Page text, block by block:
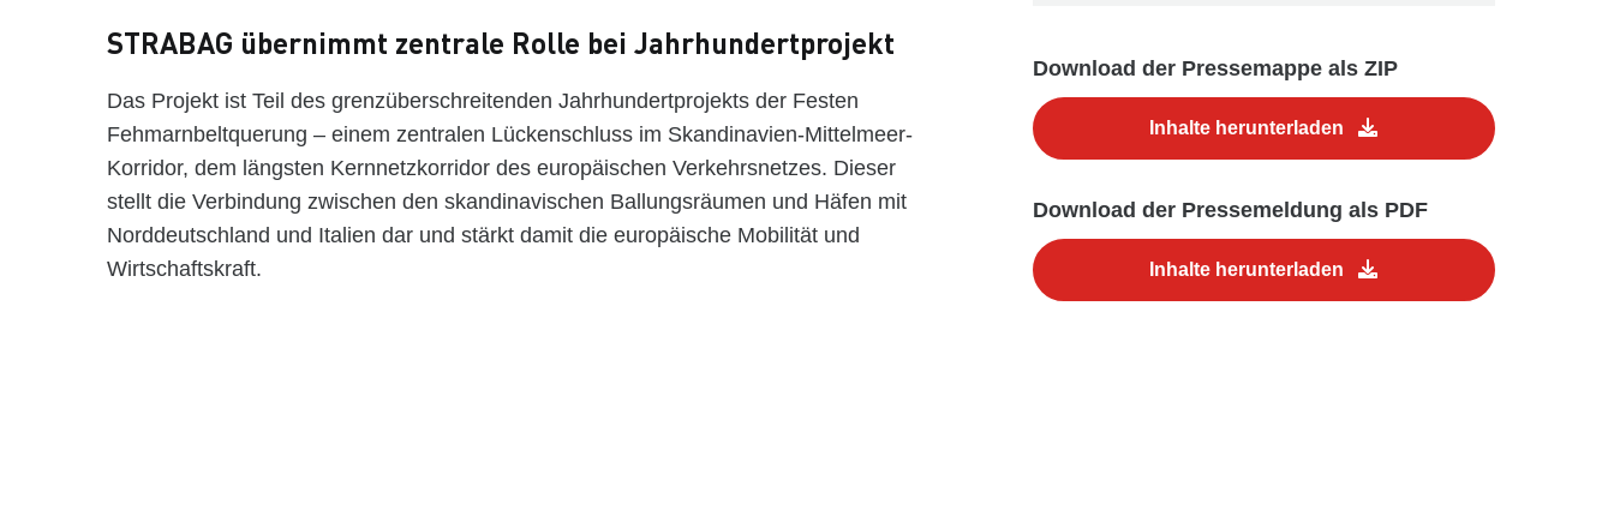
STRABAG übernimmt zentrale Rolle bei Jahrhundertprojekt
Das Projekt ist Teil des grenzüberschreitenden Jahrhundertprojekts der Festen
Fehmarnbeltquerung – einem zentralen Lückenschluss im Skandinavien-Mittelmeer-
Korridor, dem längsten Kernnetzkorridor des europäischen Verkehrsnetzes. Dieser
stellt die Verbindung zwischen den skandinavischen Ballungsräumen und Häfen mit
Norddeutschland und Italien dar und stärkt damit die europäische Mobilität und
Wirtschaftskraft.
Download der Pressemappe als ZIP
Inhalte herunterladen
Download der Pressemeldung als PDF
Inhalte herunterladen